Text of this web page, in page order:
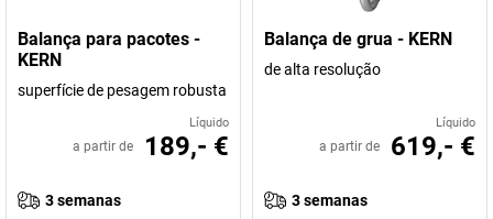
Balança para pacotes -
KERN
superfície de pesagem robusta
Líquido
a partir de 189,- €
3 semanas
Balança de grua - KERN
de alta resolução
Líquido
a partir de 619,- €
3 semanas